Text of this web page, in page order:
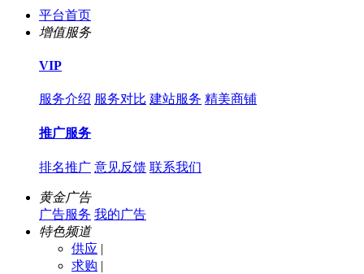
平台首页
增值服务
VIP
服务介绍 服务对比 建站服务 精美商铺
推广服务
排名推广 意见反馈 联系我们
黄金广告
广告服务 我的广告
特色频道
供应 |
求购 |